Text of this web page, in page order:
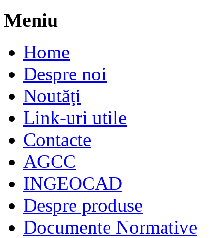
Meniu
Home
Despre noi
Noutăţi
Link-uri utile
Contacte
AGCC
INGEOCAD
Despre produse
Documente Normative